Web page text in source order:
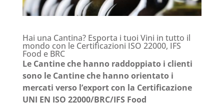
Hai una Cantina? Esporta i tuoi Vini in tutto il
mondo con le Certificazioni ISO 22000, IFS
Food e BRC
Le Cantine che hanno raddoppiato i clienti
sono le Cantine che hanno orientato i
mercati verso l’export con la Certificazione
UNI EN ISO 22000/BRC/IFS Food